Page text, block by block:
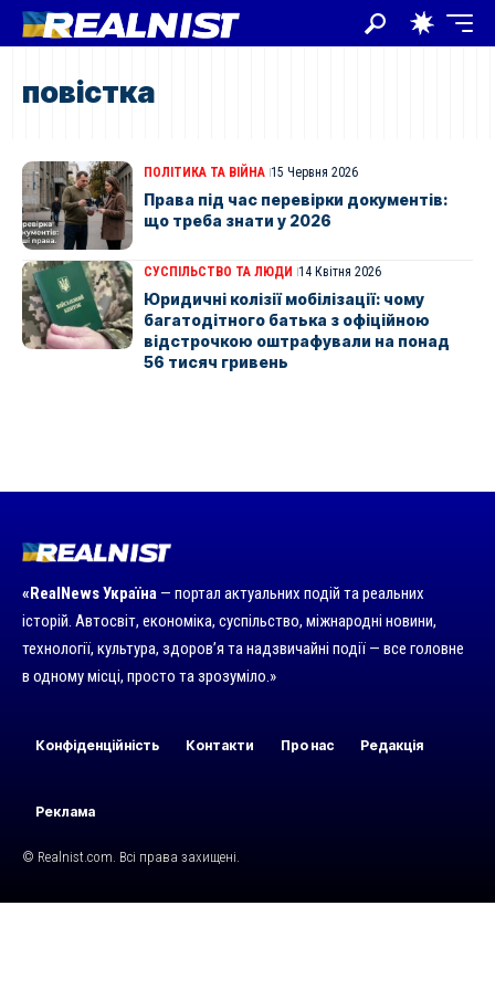
повістка
ПОЛІТИКА ТА ВІЙНА 15 Червня 2026
Права під час перевірки документів:
що треба знати у 2026
СУСПІЛЬСТВО ТА ЛЮДИ 14 Квітня 2026
Юридичні колізії мобілізації: чому
багатодітного батька з офіційною
відстрочкою оштрафували на понад
56 тисяч гривень
«RealNews Україна — портал актуальних подій та реальних
історій. Автосвіт, економіка, суспільство, міжнародні новини,
технології, культура, здоров’я та надзвичайні події — все головне
в одному місці, просто та зрозуміло.»
Конфіденційність Контакти Про нас Редакція
Реклама
© Realnist.com. Всі права захищені.